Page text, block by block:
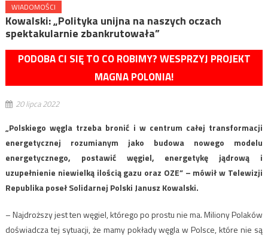
WIADOMOŚCI
Kowalski: „Polityka unijna na naszych oczach
spektakularnie zbankrutowała”
PODOBA CI SIĘ TO CO ROBIMY? WESPRZYJ PROJEKT
MAGNA POLONIA!
20 lipca 2022
„Polskiego węgla trzeba bronić i w centrum całej transformacji
energetycznej rozumianym jako budowa nowego modelu
energetycznego, postawić węgiel, energetykę jądrową i
uzupełnienie niewielką ilością gazu oraz OZE” – mówił w Telewizji
Republika poseł Solidarnej Polski Janusz Kowalski.
– Najdroższy jest ten węgiel, którego po prostu nie ma. Miliony Polaków
doświadcza tej sytuacji, że mamy pokłady węgla w Polsce, które nie są